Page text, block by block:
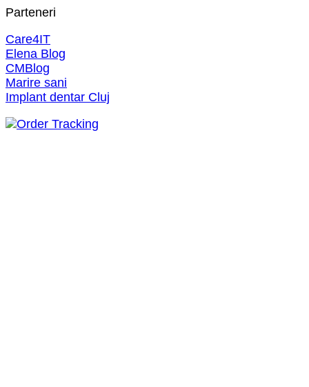
Parteneri
Care4IT
Elena Blog
CMBlog
Marire sani
Implant dentar Cluj